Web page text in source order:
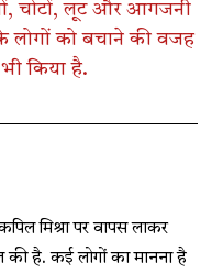
चोटों, लूट और आगजनी
लोगों को बचाने की वजह
किया है.
मिश्रा पर वापस लाकर
है. कई लोगों का मानना ​​है